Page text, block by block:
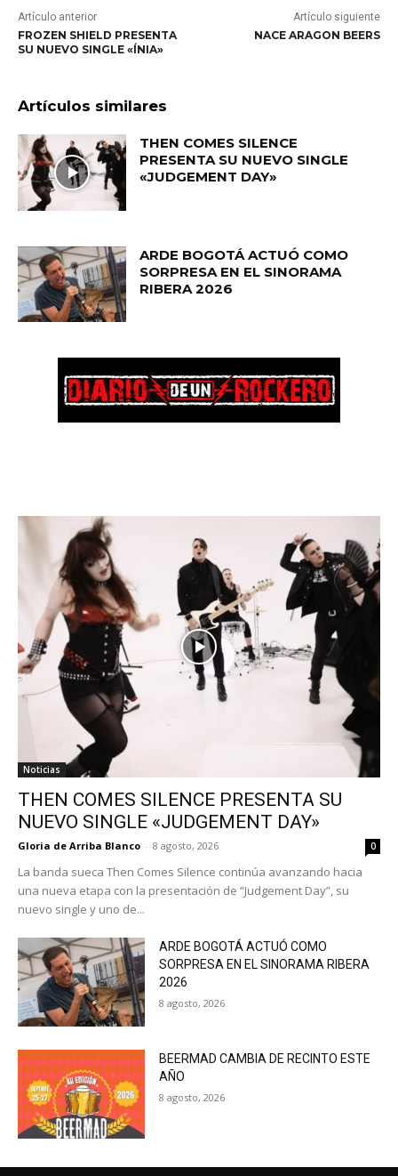
Artículo anterior
FROZEN SHIELD PRESENTA
SU NUEVO SINGLE «ÍNIA»
Artículo siguiente
NACE ARAGON BEERS
Artículos similares
THEN COMES SILENCE
PRESENTA SU NUEVO SINGLE
«JUDGEMENT DAY»
ARDE BOGOTÁ ACTUÓ COMO
SORPRESA EN EL SINORAMA
RIBERA 2026
Noticias
THEN COMES SILENCE PRESENTA SU
NUEVO SINGLE «JUDGEMENT DAY»
Gloria de Arriba Blanco - 8 agosto, 2026 0
La banda sueca Then Comes Silence continúa avanzando hacia
una nueva etapa con la presentación de “Judgement Day”, su
nuevo single y uno de...
ARDE BOGOTÁ ACTUÓ COMO
SORPRESA EN EL SINORAMA RIBERA
2026
8 agosto, 2026
BEERMAD CAMBIA DE RECINTO ESTE
AÑO
8 agosto, 2026